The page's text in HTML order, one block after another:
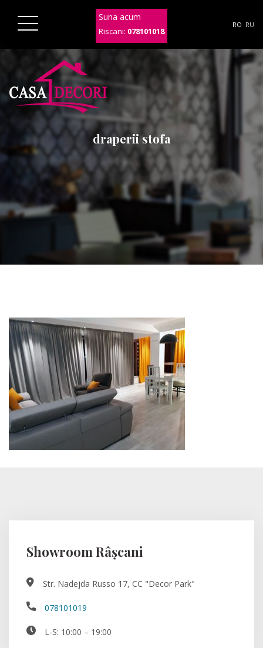
Suna acum
Riscani: 078101018
RO RU
draperii stofa
Showroom Râșcani
Str. Nadejda Russo 17, CC "Decor Park"
078101019
L-S: 10:00 – 19:00